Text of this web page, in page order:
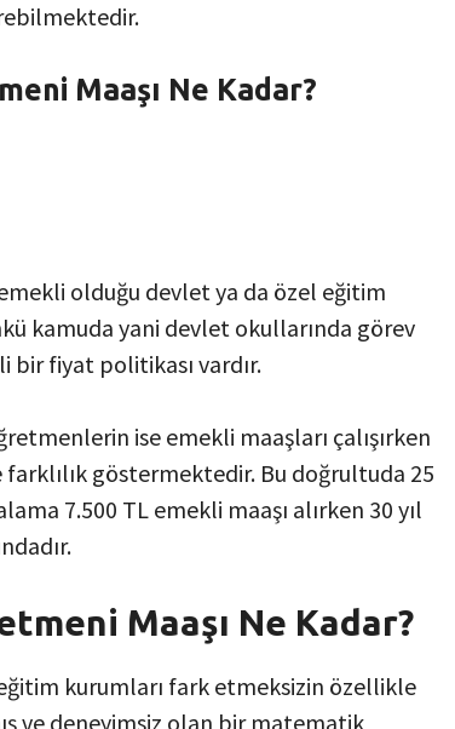
Maaşı Ne Kadar?
olduğu devlet ya da özel eğitim
kamuda yani devlet okullarında görev
fiyat politikası vardır.
ise emekli maaşları çalışırken
farklılık göstermektedir. Bu doğrultuda 25
7.500 TL emekli maaşı alırken 30 yıl
Maaşı Ne Kadar?
kurumları fark etmeksizin özellikle
ve deneyimsiz olan bir matematik